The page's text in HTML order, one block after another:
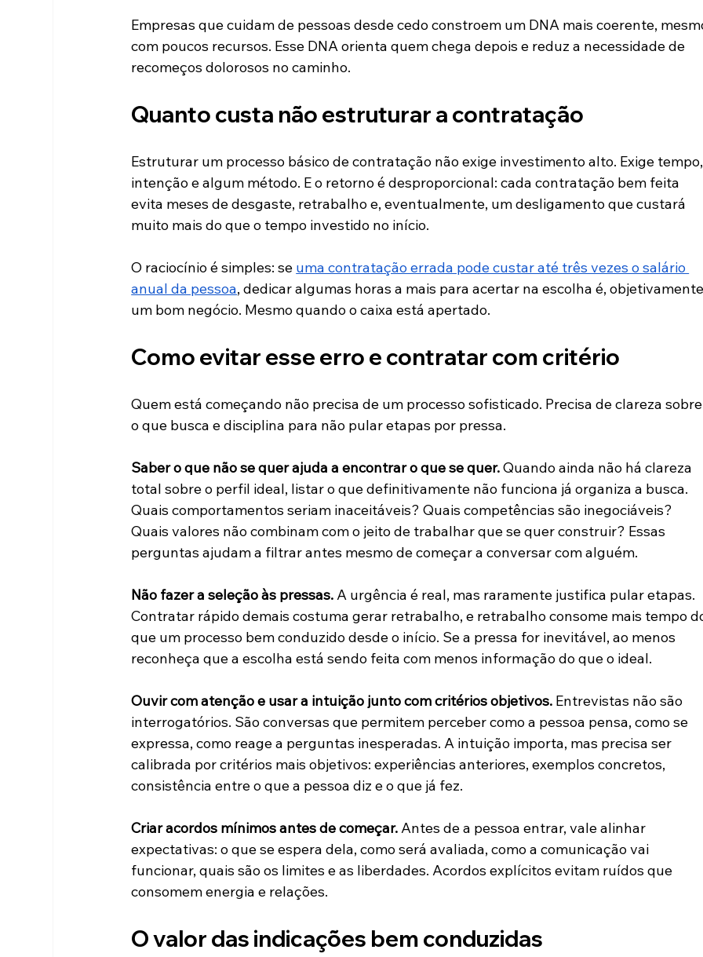
Empresas que cuidam de pessoas desde cedo constroem um DNA mais coerente,
com poucos recursos. Esse DNA orienta quem chega depois e reduz a necessidade de
recomeços dolorosos no caminho.
Quanto custa não estruturar a contratação
Estruturar um processo básico de contratação não exige investimento alto. Exige
intenção e algum método. E o retorno é desproporcional: cada contratação bem feita
evita meses de desgaste, retrabalho e, eventualmente, um desligamento que custará
muito mais do que o tempo investido no início.
O raciocínio é simples: se uma contratação errada pode custar até três vezes o salário
anual da pessoa, dedicar algumas horas a mais para acertar na escolha é,
um bom negócio. Mesmo quando o caixa está apertado.
Como evitar esse erro e contratar com critério
Quem está começando não precisa de um processo sofisticado. Precisa de clareza
o que busca e disciplina para não pular etapas por pressa.
Saber o que não se quer ajuda a encontrar o que se quer. Quando ainda não há clareza
total sobre o perfil ideal, listar o que definitivamente não funciona já organiza a busca.
Quais comportamentos seriam inaceitáveis? Quais competências são inegociáveis?
Quais valores não combinam com o jeito de trabalhar que se quer construir? Essas
perguntas ajudam a filtrar antes mesmo de começar a conversar com alguém.
Não fazer a seleção às pressas. A urgência é real, mas raramente justifica pular etapas.
Contratar rápido demais costuma gerar retrabalho, e retrabalho consome mais tempo
que um processo bem conduzido desde o início. Se a pressa for inevitável, ao menos
reconheça que a escolha está sendo feita com menos informação do que o ideal.
Ouvir com atenção e usar a intuição junto com critérios objetivos. Entrevistas não são
interrogatórios. São conversas que permitem perceber como a pessoa pensa, como se
expressa, como reage a perguntas inesperadas. A intuição importa, mas precisa ser
calibrada por critérios mais objetivos: experiências anteriores, exemplos concretos,
consistência entre o que a pessoa diz e o que já fez.
Criar acordos mínimos antes de começar. Antes de a pessoa entrar, vale alinhar
expectativas: o que se espera dela, como será avaliada, como a comunicação vai
funcionar, quais são os limites e as liberdades. Acordos explícitos evitam ruídos que
consomem energia e relações.
O valor das indicações bem conduzidas